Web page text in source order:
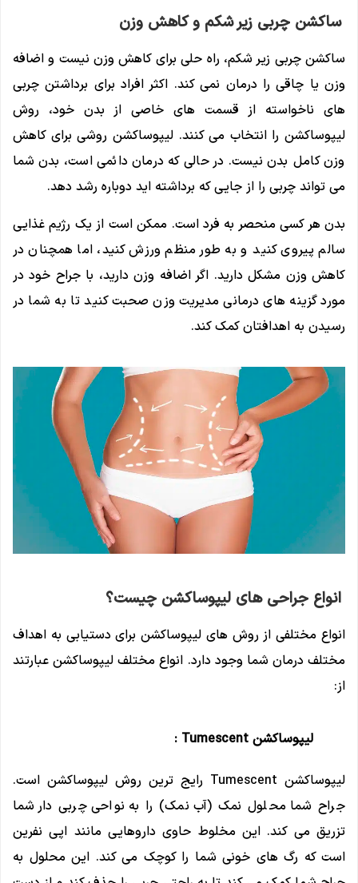
ساکشن چربی زیر شکم و کاهش وزن
ساکشن چربی زیر شکم، راه حلی برای کاهش وزن نیست و اضافه
وزن یا چاقی را درمان نمی کند. اکثر افراد برای برداشتن چربی
های ناخواسته از قسمت های خاصی از بدن خود، روش
لیپوساکشن را انتخاب می کنند. لیپوساکشن روشی برای کاهش
وزن کامل بدن نیست. در حالی که درمان دائمی است، بدن شما
می تواند چربی را از جایی که برداشته اید دوباره رشد دهد.
بدن هر کسی منحصر به فرد است. ممکن است از یک رژیم غذایی
سالم پیروی کنید و به طور منظم ورزش کنید، اما همچنان در
کاهش وزن مشکل دارید. اگر اضافه وزن دارید، با جراح خود در
مورد گزینه های درمانی مدیریت وزن صحبت کنید تا به شما در
رسیدن به اهدافتان کمک کند.
انواع جراحی های لیپوساکشن چیست؟
انواع مختلفی از روش های لیپوساکشن برای دستیابی به اهداف
مختلف درمان شما وجود دارد. انواع مختلف لیپوساکشن عبارتند
از:
لیپوساکشن Tumescent :
لیپوساکشن Tumescent رایج ترین روش لیپوساکشن است.
جراح شما محلول نمک (آب نمک) را به نواحی چربی دار شما
تزریق می کند. این مخلوط حاوی داروهایی مانند اپی نفرین
است که رگ های خونی شما را کوچک می کند. این محلول به